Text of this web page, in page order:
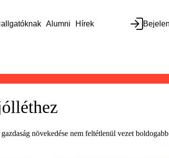
Alumni Hírek
növekedése nem feltétlenül vezet